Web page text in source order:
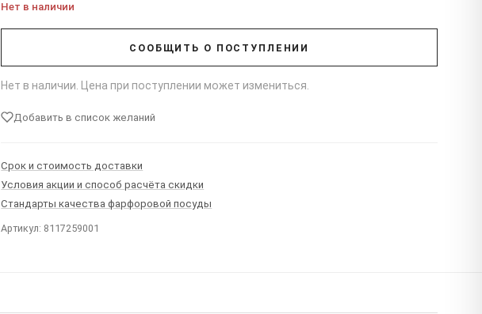
Нет в наличии
СООБЩИТЬ О ПОСТУПЛЕНИИ
Нет в наличии. Цена при поступлении может измениться.
Добавить в список желаний
Срок и стоимость доставки
Условия акции и способ расчёта скидки
Стандарты качества фарфоровой посуды
Артикул: 8117259001